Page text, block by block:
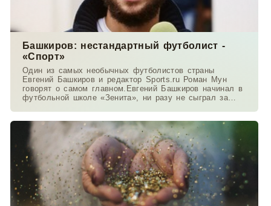
Башкиров: нестандартный футболист -
«Спорт»
Один из самых необычных футболистов страны
Евгений Башкиров и редактор Sports.ru Роман Мун
говорят о самом главном.Евгений Башкиров начинал в
футбольной школе «Зенита», ни разу не сыграл за